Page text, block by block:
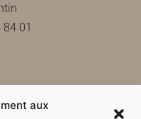
aux
84 01